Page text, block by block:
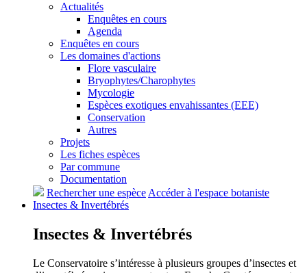
Actualités
Enquêtes en cours
Agenda
Enquêtes en cours
Les domaines d'actions
Flore vasculaire
Bryophytes/Charophytes
Mycologie
Espèces exotiques envahissantes (EEE)
Conservation
Autres
Projets
Les fiches espèces
Par commune
Documentation
Rechercher une espèceAccéder à l'espace botaniste
Insectes & Invertébrés
Insectes & Invertébrés
Le Conservatoire s’intéresse à plusieurs groupes d’insectes et